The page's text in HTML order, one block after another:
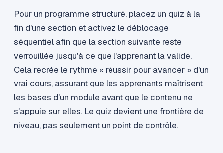
Pour un programme structuré, placez un quiz à la
fin d'une section et activez le déblocage
séquentiel afin que la section suivante reste
verrouillée jusqu'à ce que l'apprenant la valide.
Cela recrée le rythme « réussir pour avancer » d'un
vrai cours, assurant que les apprenants maîtrisent
les bases d'un module avant que le contenu ne
s'appuie sur elles. Le quiz devient une frontière de
niveau, pas seulement un point de contrôle.